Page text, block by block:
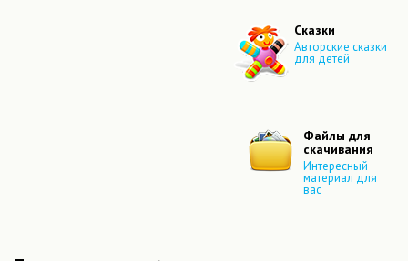
Сказки
Авторские сказки
для детей
Файлы для
скачивания
Интересный
материал для
вас